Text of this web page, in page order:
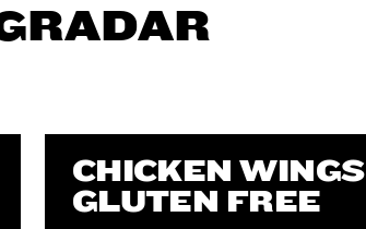
CHICKEN WINGS
GLUTEN FREE